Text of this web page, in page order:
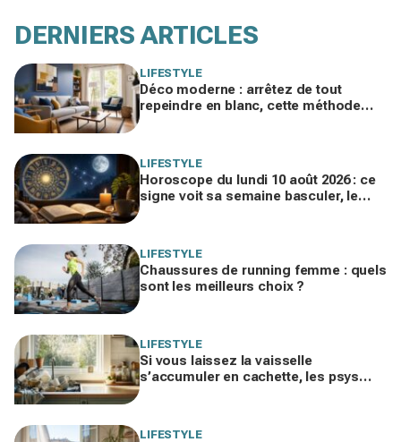
DERNIERS ARTICLES
LIFESTYLE
Déco moderne : arrêtez de tout
repeindre en blanc, cette méthode
LIFESTYLE
Horoscope du lundi 10 août 2026 : ce
signe voit sa semaine basculer, le
LIFESTYLE
Chaussures de running femme : quels
sont les meilleurs choix ?
LIFESTYLE
Si vous laissez la vaisselle
s’accumuler en cachette, les psys
LIFESTYLE